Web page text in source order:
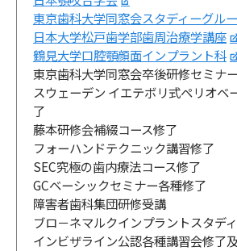
東京歯科大学同窓会スタディーグル
日本大学松戸歯学部歯周治療学講座
鶴見大学口腔顎顔面インプラント科
東京歯科大学同窓会卒後研修セミナ
スウェーデン イエテボリ式ペリオベ
了
藤本研修会補綴コース修了
フォーハンドテクニック講習修了
SEC究極の歯内療法コース修了
GCベーシックセミナー各種修了
障害者歯科集団研修受講
ブロ－ネマルクインプラントスタデ
インビザライン公認各種講習会修了